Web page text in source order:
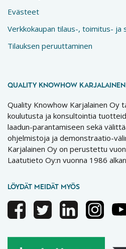
Evästeet
Verkkokaupan tilaus-, toimitus- ja
Tilauksen peruuttaminen
QUALITY KNOWHOW KARJALAINEN
Quality Knowhow Karjalainen Oy
koulutusta ja konsultointia
laadun-parantamiseen sekä
ohjelmistoja ja demonstraatio-
Karjalainen Oy on perustettu
Laatutieto Oy:n vuonna 1986
LÖYDÄT MEIDÄT MYÖS
FacebookTwitterLinkedin